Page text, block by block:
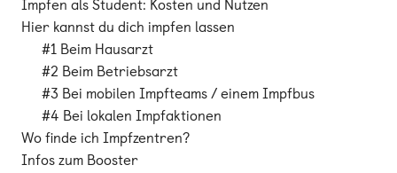
Impfen als Student: Kosten und Nutzen
Hier kannst du dich impfen lassen
#1 Beim Hausarzt
#2 Beim Betriebsarzt
#3 Bei mobilen Impfteams / einem Impfbus
#4 Bei lokalen Impfaktionen
Wo finde ich Impfzentren?
Infos zum Booster